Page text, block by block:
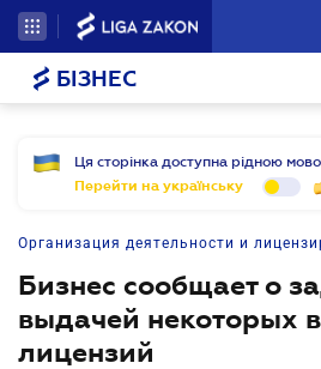
БІЗНЕС
Ця сторінка доступна рідною
Перейти на українську
Организация деятельности и
Бизнес сообщает о
выдачей некоторых
лицензий